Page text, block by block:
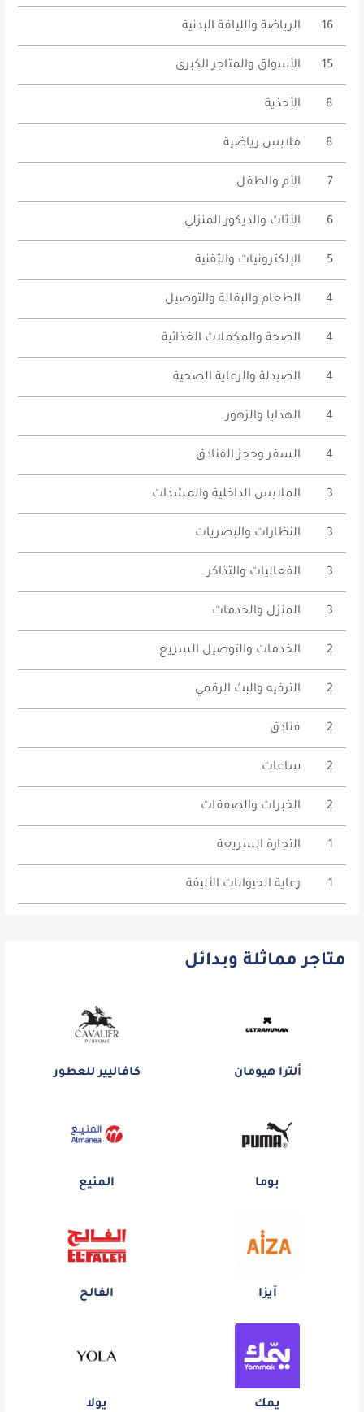
الرياضة واللياقة البدنية 16
الأسواق والمتاجر الكبرى 15
الأحذية 8
ملابس رياضية 8
الأم والطفل
الأثاث والديكور المنزلي 6
الإلكترونيات والتقنية 5
الطعام والبقالة والتوصيل 4
الصحة والمكملات الغذائية 4
الصيدلة والرعاية الصحية 4
الهدايا والزهور 4
السفر وحجز الفنادق 4
الملابس الداخلية والمشدات 3
النظارات والبصريات 3
الفعاليات والتذاكر 3
المنزل والخدمات 3
الخدمات والتوصيل السريع 2
الترفيه والبث الرقمي 2
فنادق 2
ساعات 2
الخبرات والصفقات 2
التجارة السريعة
رعاية الحيوانات الأليفة
متاجر مماثلة وبدائل
ألترا هيومان كافاليير للعطور
بوما المنيع
آيزا الفالح
يمك يولا